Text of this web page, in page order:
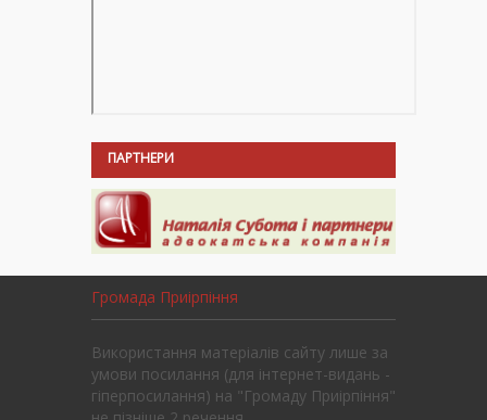
ПАРТНЕРИ
Громада Приірпіння
Використання матеріалів сайту лише за
умови посилання (для інтернет-видань -
гіперпосилання) на "Громаду Приірпіння"